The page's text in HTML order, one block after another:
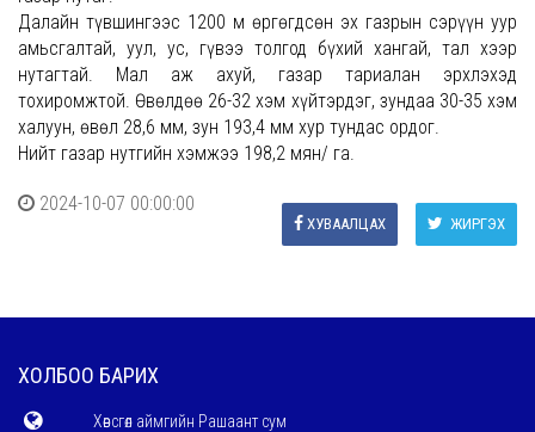
Далайн түвшингээс 1200 м өргөгдсөн эх газрын сэрүүн уур
амьсгалтай, уул, ус, гүвээ толгод бүхий хангай, тал хээр
нутагтай. Мал аж ахуй, газар тариалан эрхлэхэд
тохиромжтой. Өвөлдөө 26-32 хэм хүйтэрдэг, зундаа 30-35 хэм
халуун, өвөл 28,6 мм, зун 193,4 мм хур тундас ордог.
Нийт газар нутгийн хэмжээ 198,2 мян/ га.
2024-10-07 00:00:00
ЖИРГЭХ
ХУВААЛЦАХ
ХОЛБОО БАРИХ
Хөвсгөл аймгийн Рашаант сум